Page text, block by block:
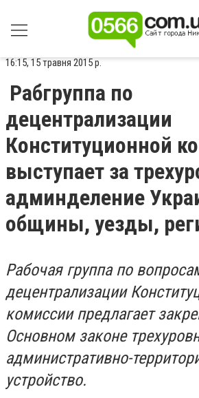
16:15, 15 травня 2015 р.
Рабгруппа по
децентрализации
Конституционной
выступает за
админделение
общины, уезды,
Рабочая группа по
децентрализации
комиссии предлагает
Основном законе
административно-
устройство.